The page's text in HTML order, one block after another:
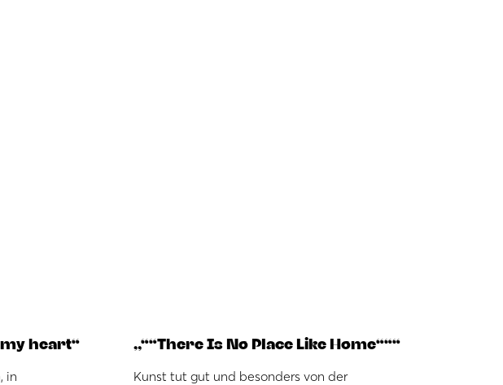
my heart“
in
„““There Is No Place Like Home“““
Kunst tut gut und besonders von der